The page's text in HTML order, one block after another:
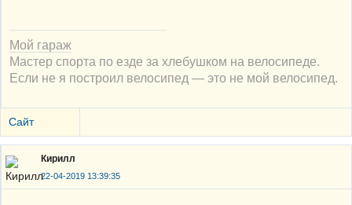
Мой гараж
Мастер спорта по езде за хлебушком на велосипеде.
Если не я построил велосипед — это не мой велосипед.
Сайт
Кирилл
22-04-2019 13:39:35